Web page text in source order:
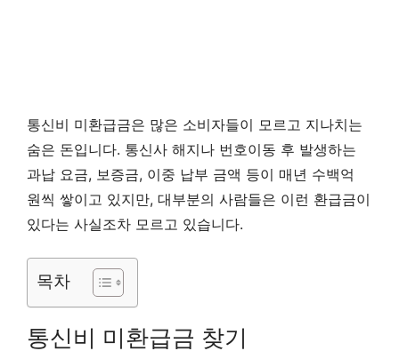
통신비 미환급금은 많은 소비자들이 모르고 지나치는
숨은 돈입니다. 통신사 해지나 번호이동 후 발생하는
과납 요금, 보증금, 이중 납부 금액 등이 매년 수백억
원씩 쌓이고 있지만, 대부분의 사람들은 이런 환급금이
있다는 사실조차 모르고 있습니다.
목차
통신비 미환급금 찾기